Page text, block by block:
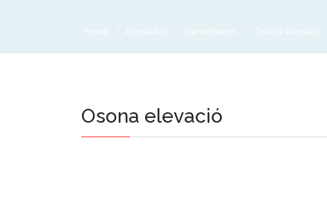
Home Asociados Carretilleros Osona elevació
Osona elevació